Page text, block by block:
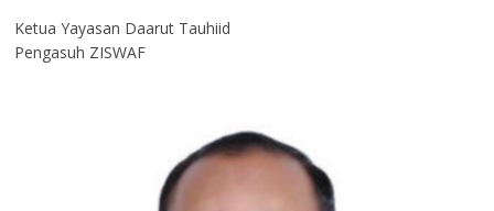
Ketua Yayasan Daarut Tauhiid
Pengasuh ZISWAF